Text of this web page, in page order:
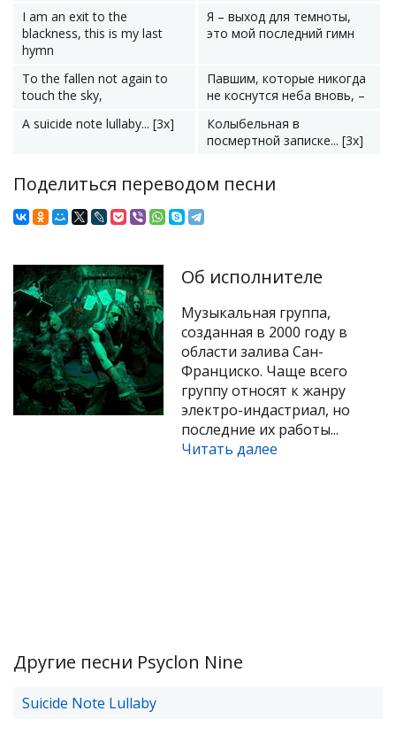
I am an exit to the
blackness, this is my last
hymn
Я – выход для темноты,
это мой последний гимн
To the fallen not again to
touch the sky,
Павшим, которые никогда
не коснутся неба вновь, –
A suicide note lullaby... [3x]
Колыбельная в
посмертной записке... [3x]
Поделиться переводом песни
Об исполнителе
Музыкальная группа,
созданная в 2000 году в
области залива Сан-
Франциско. Чаще всего
группу относят к жанру
электро-индастриал, но
последние их работы...
Читать далее
Другие песни Psyclon Nine
Suicide Note Lullaby